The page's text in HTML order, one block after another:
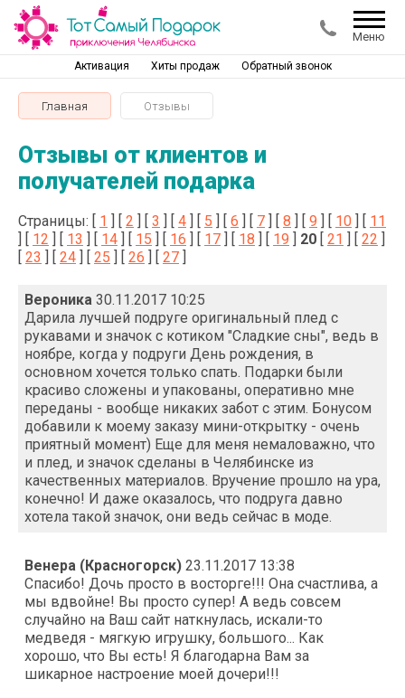
Меню
Активация Хиты продаж Обратный звонок
Главная Отзывы
Отзывы от клиентов и
получателей подарка
Страницы: [ 1 ] [ 2 ] [ 3 ] [ 4 ] [ 5 ] [ 6 ] [ 7 ] [ 8 ] [ 9 ] [ 10 ] [ 11
] [ 12 ] [ 13 ] [ 14 ] [ 15 ] [ 16 ] [ 17 ] [ 18 ] [ 19 ] 20 [ 21 ] [ 22 ]
[ 23 ] [ 24 ] [ 25 ] [ 26 ] [ 27 ]
Вероника 30.11.2017 10:25
Дарила лучшей подруге оригинальный плед с
рукавами и значок с котиком "Сладкие сны", ведь в
ноябре, когда у подруги День рождения, в
основном хочется только спать. Подарки были
красиво сложены и упакованы, оперативно мне
переданы - вообще никаких забот с этим. Бонусом
добавили к моему заказу мини-открытку - очень
приятный момент) Еще для меня немаловажно, что
и плед, и значок сделаны в Челябинске из
качественных материалов. Вручение прошло на ура,
конечно! И даже оказалось, что подруга давно
хотела такой значок, они ведь сейчас в моде.
Венера (Красногорск) 23.11.2017 13:38
Спасибо! Дочь просто в восторге!!! Она счастлива, а
мы вдвойне! Вы просто супер! А ведь совсем
случайно на Ваш сайт наткнулась, искали-то
медведя - мягкую игрушку, большого... Как
хорошо, что Вы есть! Я благодарна Вам за
шикарное настроение моей дочери!!!